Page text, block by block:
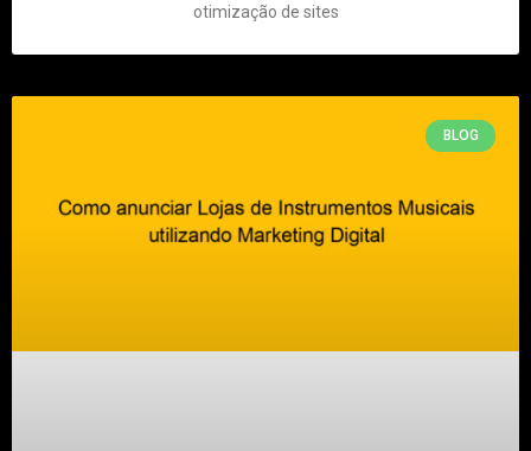
otimização de sites
BLOG